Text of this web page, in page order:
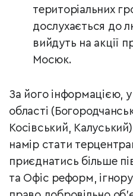
територіальних
дослухається до
вийдуть на акції
Мосюк.
За його інформацією,
області
Косівський,
намір стати
приєднатись більше
та Офіс реформ,